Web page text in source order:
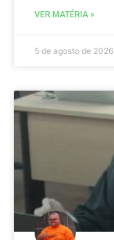
VER MATÉRIA »
5 de agosto de 2026